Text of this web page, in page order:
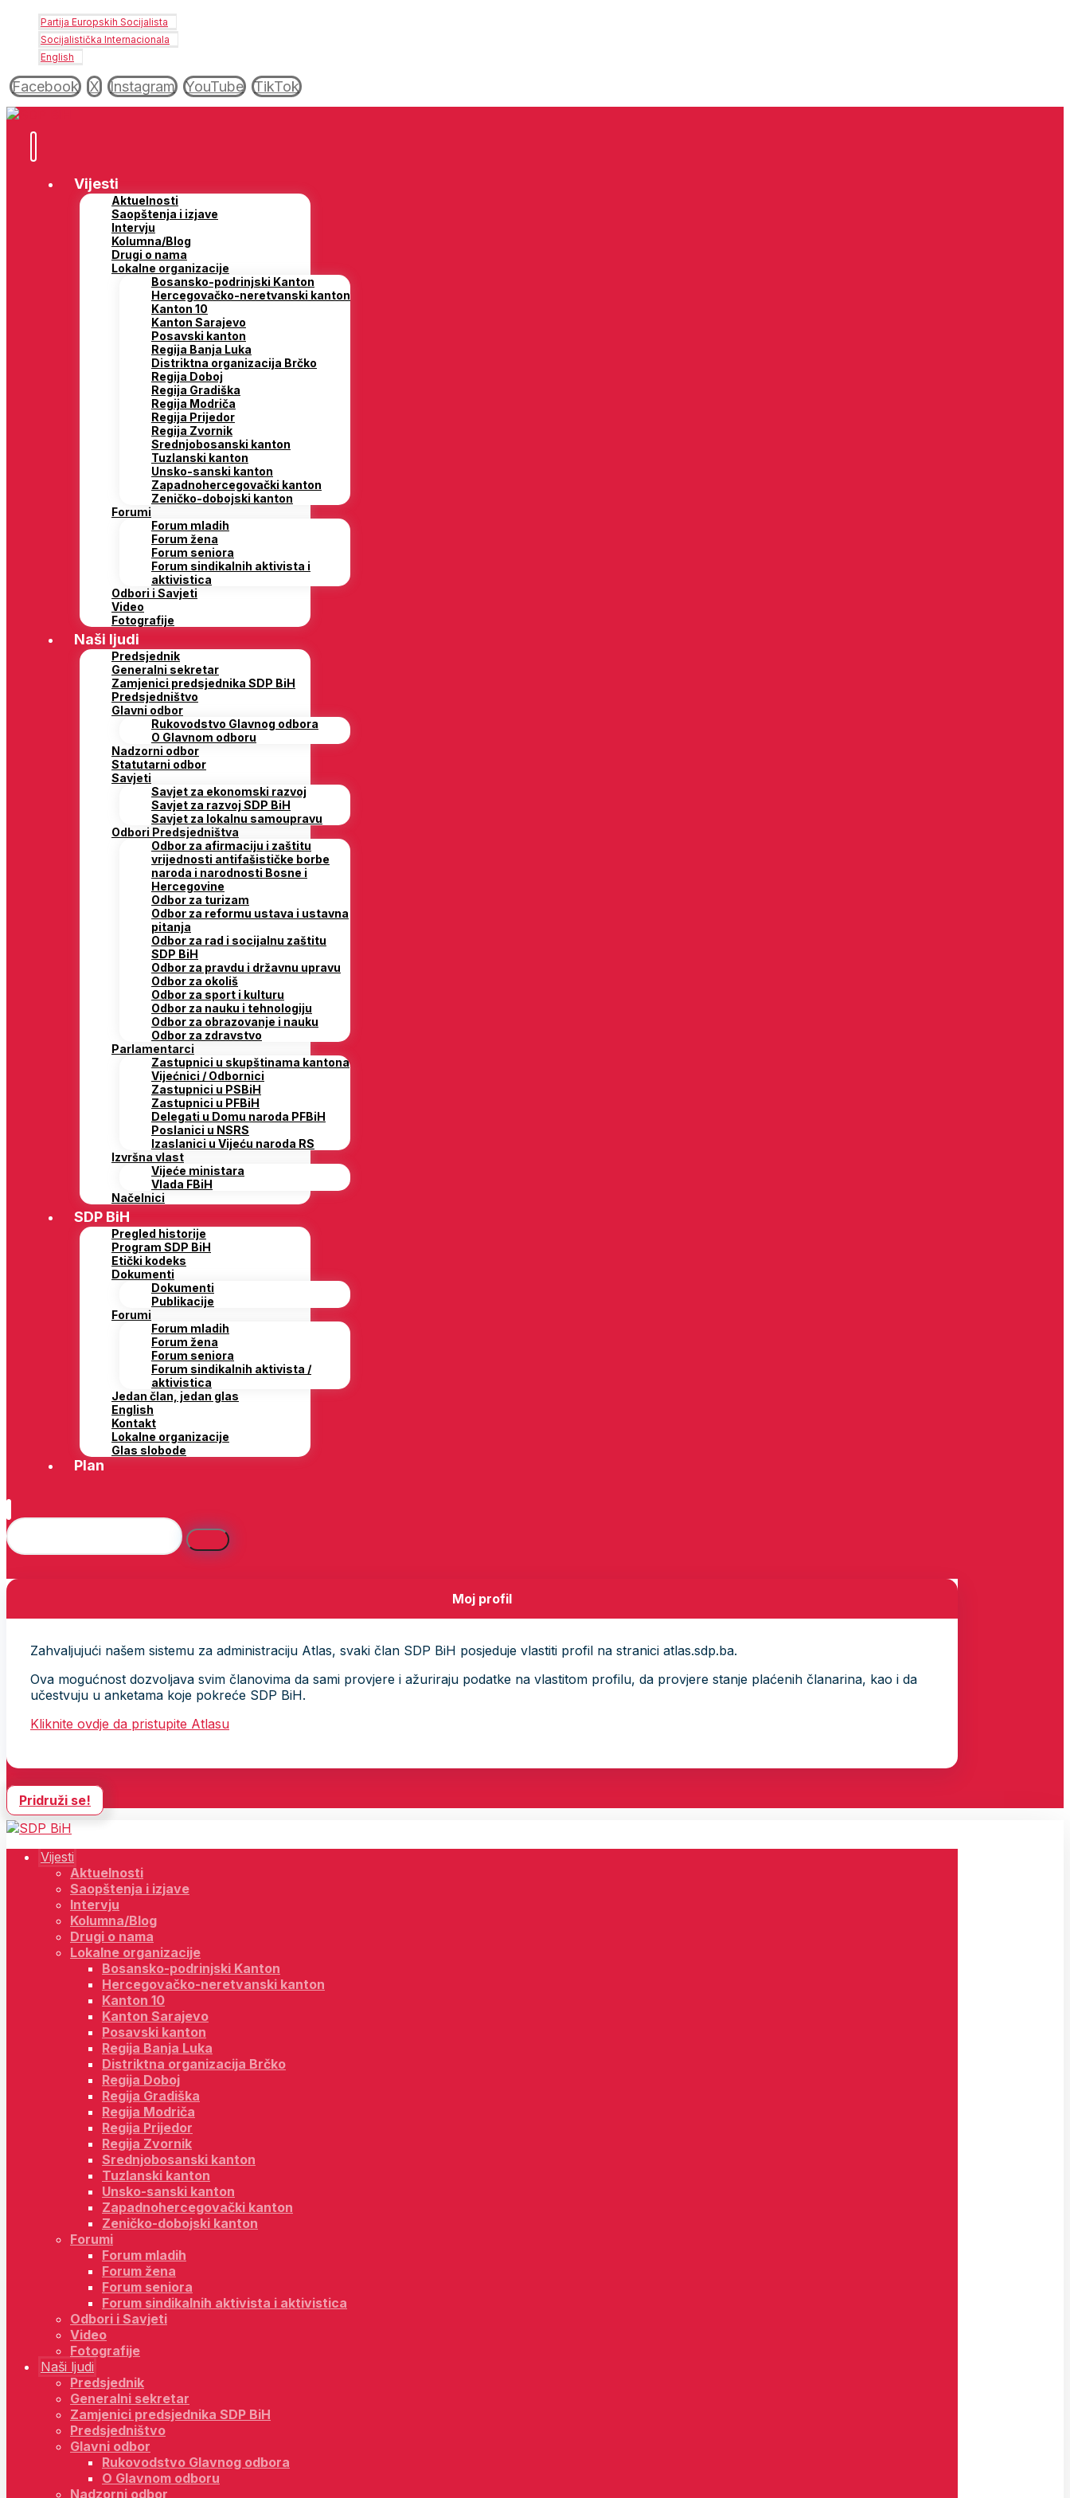
Partija Europskih Socijalista
Socijalistička Internacionala
English
Facebook X Instagram YouTube TikTok
Vijesti
Aktuelnosti
Saopštenja i izjave
Intervju
Kolumna/Blog
Drugi o nama
Lokalne organizacije
Bosansko-podrinjski Kanton
Hercegovačko-neretvanski kanton
Kanton 10
Kanton Sarajevo
Posavski kanton
Regija Banja Luka
Distriktna organizacija Brčko
Regija Doboj
Regija Gradiška
Regija Modriča
Regija Prijedor
Regija Zvornik
Srednjobosanski kanton
Tuzlanski kanton
Unsko-sanski kanton
Zapadnohercegovački kanton
Zeničko-dobojski kanton
Forumi
Forum mladih
Forum žena
Forum seniora
Forum sindikalnih aktivista i
aktivistica
Odbori i Savjeti
Video
Fotografije
Naši ljudi
Predsjednik
Generalni sekretar
Zamjenici predsjednika SDP BiH
Predsjedništvo
Glavni odbor
Rukovodstvo Glavnog odbora
O Glavnom odboru
Nadzorni odbor
Statutarni odbor
Savjeti
Savjet za ekonomski razvoj
Savjet za razvoj SDP BiH
Savjet za lokalnu samoupravu
Odbori Predsjedništva
Odbor za afirmaciju i zaštitu
vrijednosti antifašističke borbe
naroda i narodnosti Bosne i
Hercegovine
Odbor za turizam
Odbor za reformu ustava i ustavna
pitanja
Odbor za rad i socijalnu zaštitu
SDP BiH
Odbor za pravdu i državnu upravu
Odbor za okoliš
Odbor za sport i kulturu
Odbor za nauku i tehnologiju
Odbor za obrazovanje i nauku
Odbor za zdravstvo
Parlamentarci
Zastupnici u skupštinama kantona
Vijećnici / Odbornici
Zastupnici u PSBiH
Zastupnici u PFBiH
Delegati u Domu naroda PFBiH
Poslanici u NSRS
Izaslanici u Vijeću naroda RS
Izvršna vlast
Vijeće ministara
Vlada FBiH
Načelnici
SDP BiH
Pregled historije
Program SDP BiH
Etički kodeks
Dokumenti
Dokumenti
Publikacije
Forumi
Forum mladih
Forum žena
Forum seniora
Forum sindikalnih aktivista /
aktivistica
Jedan član, jedan glas
English
Kontakt
Lokalne organizacije
Glas slobode
Plan
Moj profil
Zahvaljujući našem sistemu za administraciju Atlas, svaki član SDP BiH posjeduje vlastiti profil na stranici atlas.sdp.ba.
Ova mogućnost dozvoljava svim članovima da sami provjere i ažuriraju podatke na vlastitom profilu, da provjere stanje plaćenih članarina, kao i da
učestvuju u anketama koje pokreće SDP BiH.
Kliknite ovdje da pristupite Atlasu
Pridruži se!
Vijesti
Aktuelnosti
Saopštenja i izjave
Intervju
Kolumna/Blog
Drugi o nama
Lokalne organizacije
Bosansko-podrinjski Kanton
Hercegovačko-neretvanski kanton
Kanton 10
Kanton Sarajevo
Posavski kanton
Regija Banja Luka
Distriktna organizacija Brčko
Regija Doboj
Regija Gradiška
Regija Modriča
Regija Prijedor
Regija Zvornik
Srednjobosanski kanton
Tuzlanski kanton
Unsko-sanski kanton
Zapadnohercegovački kanton
Zeničko-dobojski kanton
Forumi
Forum mladih
Forum žena
Forum seniora
Forum sindikalnih aktivista i aktivistica
Odbori i Savjeti
Video
Fotografije
Naši ljudi
Predsjednik
Generalni sekretar
Zamjenici predsjednika SDP BiH
Predsjedništvo
Glavni odbor
Rukovodstvo Glavnog odbora
O Glavnom odboru
Nadzorni odbor